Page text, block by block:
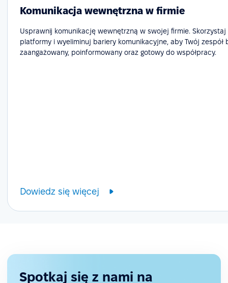
Komunikacja wewnętrzna w firmie
Usprawnij komunikację wewnętrzną w swojej firmie.
platformy i wyeliminuj bariery komunikacyjne, aby Twój zespół
zaangażowany, poinformowany oraz gotowy do współpracy.
Dowiedz się więcej
Spotkaj się z nami na